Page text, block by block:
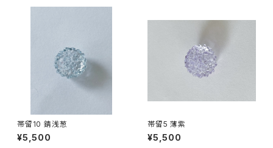
帯留10 錆浅葱
¥5,500
帯留5 薄紫
¥5,500